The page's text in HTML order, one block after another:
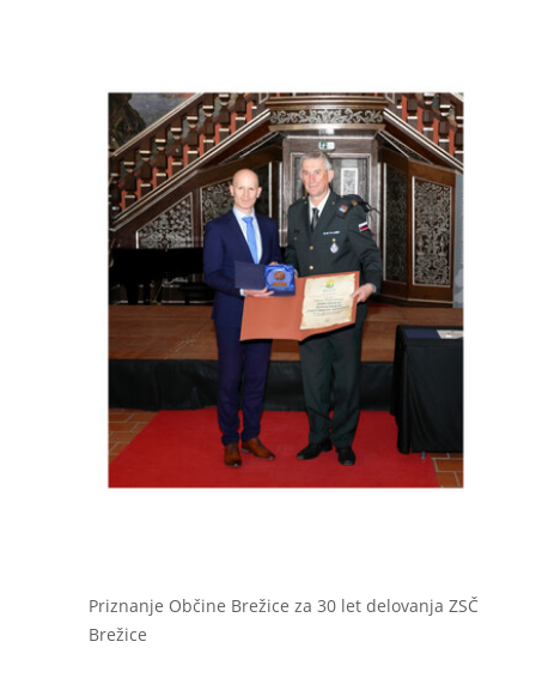
Priznanje Občine Brežice za 30 let delovanja ZSČ
Brežice